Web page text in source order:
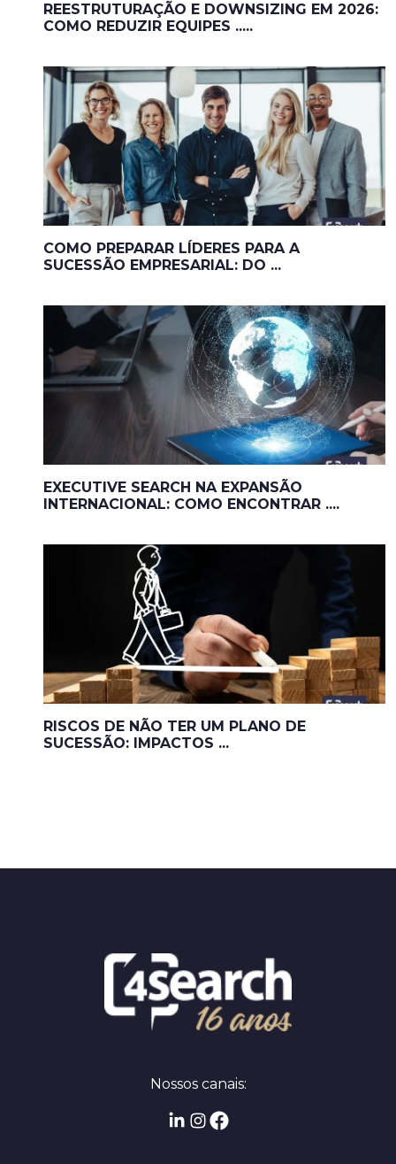
REESTRUTURAÇÃO E DOWNSIZING EM 2026:
COMO REDUZIR EQUIPES .....
COMO PREPARAR LÍDERES PARA A
SUCESSÃO EMPRESARIAL: DO ...
EXECUTIVE SEARCH NA EXPANSÃO
INTERNACIONAL: COMO ENCONTRAR ....
RISCOS DE NÃO TER UM PLANO DE
SUCESSÃO: IMPACTOS ...
Nossos canais: